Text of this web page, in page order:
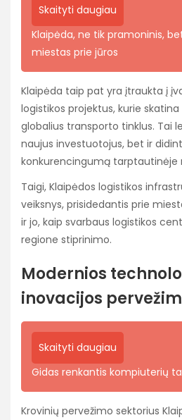
Skaityti daugiau
Klaipėda, ne tik pramoninis,
miestas prie jūros
Klaipėda taip pat yra įtraukta į
logistikos projektus, kurie
globalius transporto tinklus. Tai
naujus investuotojus, bet ir
konkurencingumą tarptautinėje
Taigi, Klaipėdos logistikos
veiksnys, prisidedantis prie
ir jo, kaip svarbaus logistikos
regione stiprinimo.
Modernios
inovacijos
Skaityti daugiau
Gidas renkantis kompiuterių
Krovinių pervežimo sektorius